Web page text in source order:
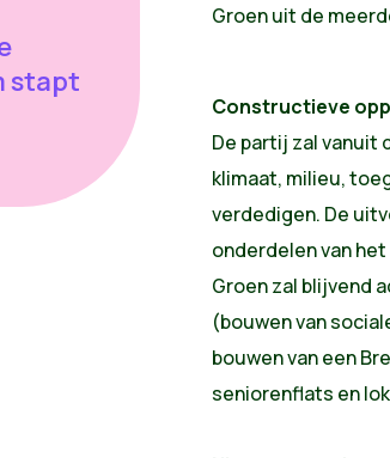
stapt
Groen uit de
Constructieve
De partij zal vanuit
klimaat, milieu,
verdedigen. De
onderdelen van
Groen zal blijvend
(bouwen van
bouwen van een
seniorenflats en